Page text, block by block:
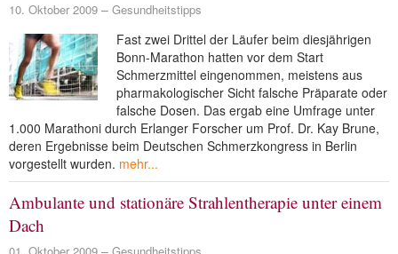
10. Oktober 2009 Gesundheitstipps
Fast zwei Drittel der Läufer beim diesjährigen
Bonn-Marathon hatten vor dem Start
Schmerzmittel eingenommen, meistens aus
pharmakologischer Sicht falsche Präparate oder
falsche Dosen. Das ergab eine Umfrage unter
1.000 Marathoni durch Erlanger Forscher um Prof. Dr. Kay Brune,
deren Ergebnisse beim Deutschen Schmerzkongress in Berlin
vorgestellt wurden. mehr...
Ambulante und stationäre Strahlentherapie unter einem
Dach